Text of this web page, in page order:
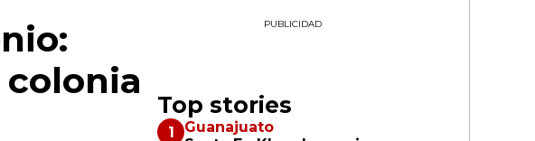
PUBLICIDAD
Top stories
Guanajuato